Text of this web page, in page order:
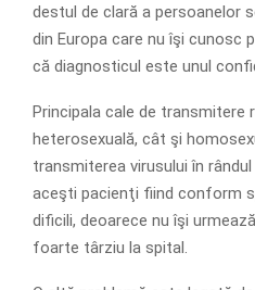
destul de clară a persoanelor
din Europa care nu îşi cunosc
că diagnosticul este unul
Principala cale de transmitere
heterosexuală, cât şi
transmiterea virusului în
aceşti pacienţi fiind conform
dificili, deoarece nu îşi
foarte târziu la spital.